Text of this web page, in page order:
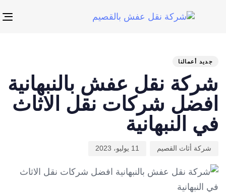
جديد أعمالنا
شركة نقل عفش بالنبهانية
افضل شركات نقل الاثاث
في النبهانية
شركة أثاث القصيم 11 يوليو، 2023